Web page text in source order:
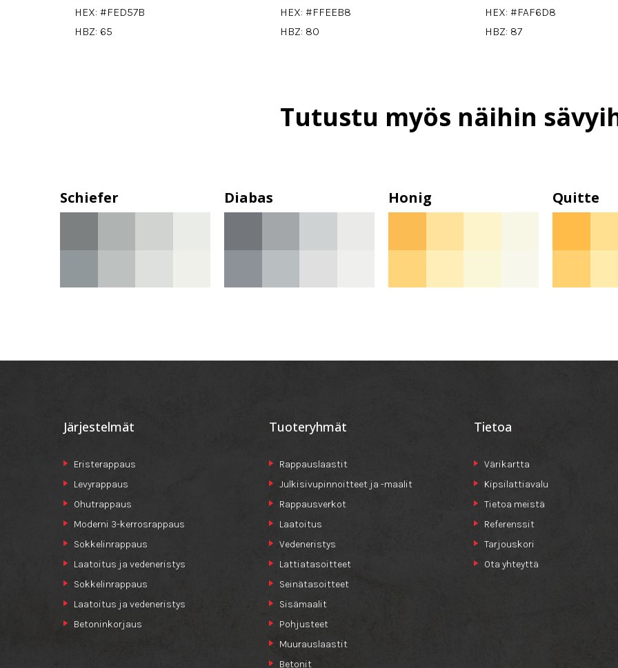
HEX: #FED57B
HBZ: 65
HEX: #FFEEB8
HBZ: 80
HEX: #FAF6D8
HBZ: 87
Tutustu myös näihin
Schiefer Diabas Honig Quitte
Järjestelmät
Eristerappaus
Levyrappaus
Ohutrappaus
Moderni 3-kerrosrappaus
Sokkelinrappaus
Laatoitus ja vedeneristys
Sokkelinrappaus
Laatoitus ja vedeneristys
Betoninkorjaus
Tuoteryhmät
Rappauslaastit
Julkisivupinnoitteet ja -maalit
Rappausverkot
Laatoitus
Vedeneristys
Lattiatasoitteet
Seinätasoitteet
Sisämaalit
Pohjusteet
Muurauslaastit
Betonit
Tietoa
Värikartta
Kipsilattiavalu
Tietoa meistä
Referenssit
Tarjouskori
Ota yhteyttä